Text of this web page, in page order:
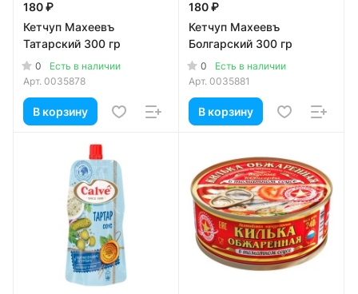
180 ₽
Кетчуп Махеевъ
Татарский 300 гр
0
Есть в наличии
Арт. 0035878
В корзину
180 ₽
Кетчуп Махеевъ
Болгарский 300 гр
0
Есть в наличии
Арт. 0035881
В корзину